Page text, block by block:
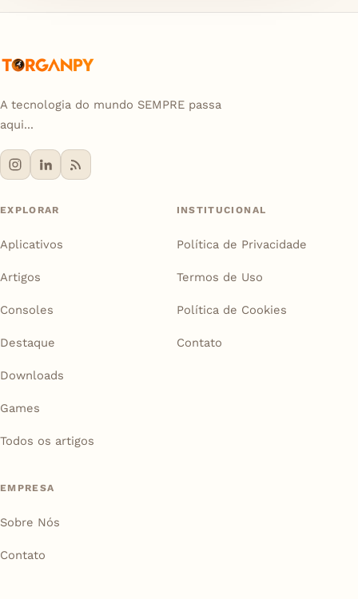
A tecnologia do mundo SEMPRE passa
aqui...
EXPLORAR
Aplicativos
Artigos
Consoles
Destaque
Downloads
Games
Todos os artigos
INSTITUCIONAL
Política de Privacidade
Termos de Uso
Política de Cookies
Contato
EMPRESA
Sobre Nós
Contato